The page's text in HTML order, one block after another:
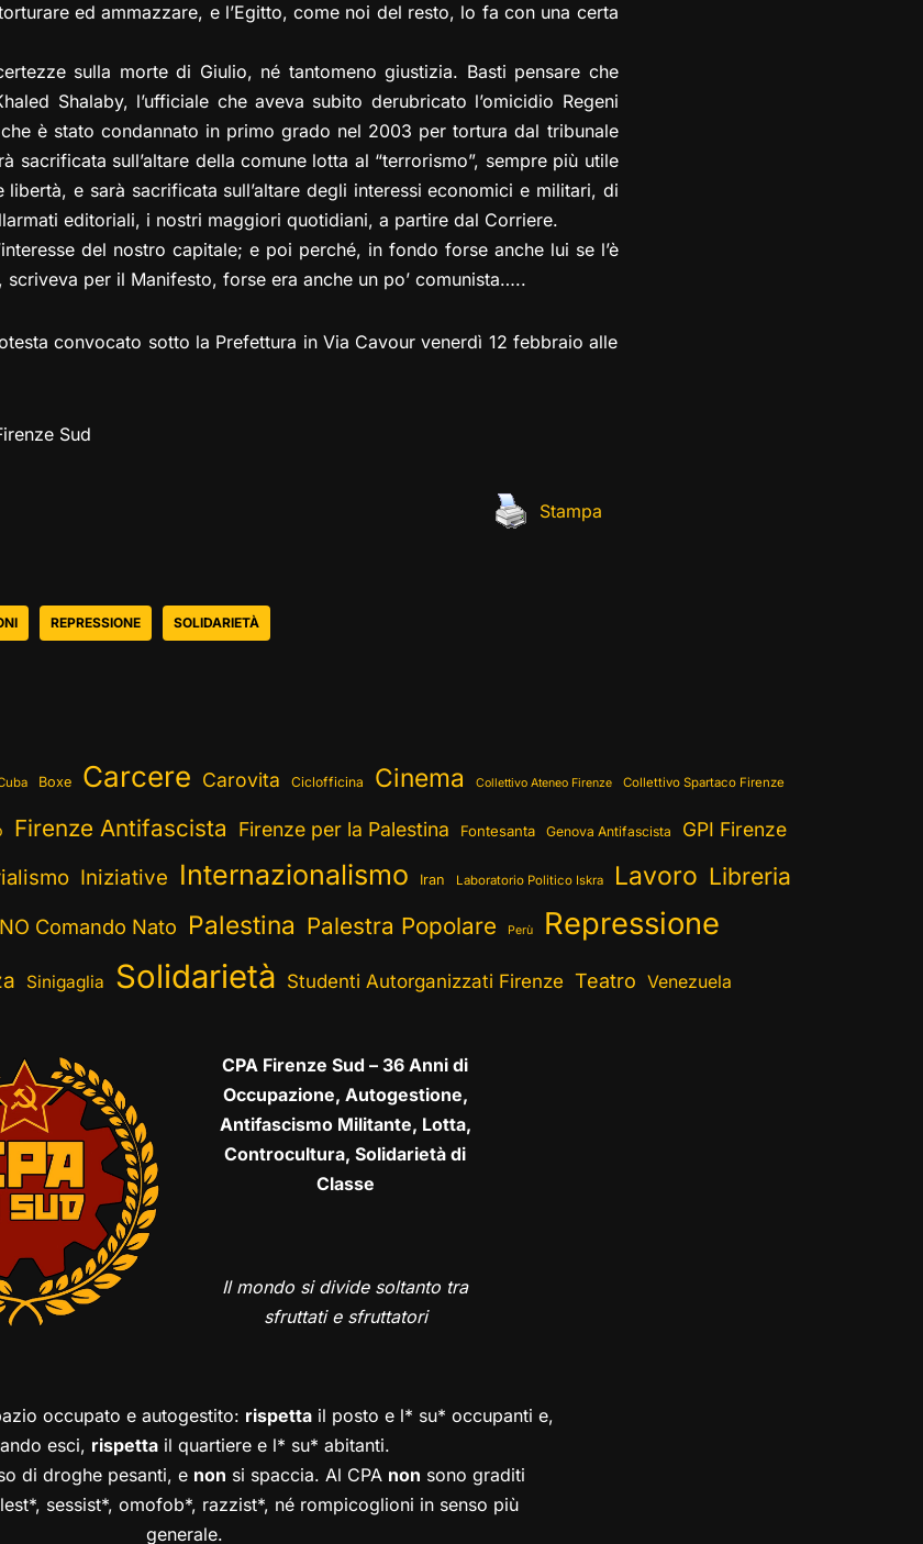
ed ammazzare, e l’Egitto, come noi del resto, lo fa con una certa
sulla morte di Giulio, né tantomeno giustizia. Basti pensare che
Shalaby, l’ufficiale che aveva subito derubricato l’omicidio Regeni
è stato condannato in primo grado nel 2003 per tortura dal tribunale
sacrificata sull’altare della comune lotta al “terrorismo”, sempre più utile
e sarà sacrificata sull’altare degli interessi economici e militari, di
editoriali, i nostri maggiori quotidiani, a partire dal Corriere.
del nostro capitale; e poi perché, in fondo forse anche lui se l’è
per il Manifesto, forse era anche un po’ comunista…..
convocato sotto la Prefettura in Via Cavour venerdì 12 febbraio alle
Sud
Stampa
REPRESSIONE SOLIDARIETÀ
Boxe Carcere Carovita Ciclofficina Cinema Collettivo Ateneo Firenze Collettivo Spartaco Firenze
Firenze Antifascista Firenze per la Palestina Fontesanta Genova Antifascista GPI Firenze
Iniziative Internazionalismo Iran Laboratorio Politico Iskra Lavoro Libreria
NO Comando Nato Palestina Palestra Popolare Perù Repressione
Sinigaglia Solidarietà Studenti Autorganizzati Firenze Teatro Venezuela
CPA Firenze Sud – 36 Anni di
Occupazione, Autogestione,
Antifascismo Militante, Lotta,
Controcultura, Solidarietà di
Classe
Il mondo si divide soltanto tra
sfruttati e sfruttatori
occupato e autogestito: rispettail posto e l* su* occupanti e,
esci, rispetta il quartiere e l* su* abitanti.
di droghe pesanti, e non si spaccia. Al CPA non sono graditi
sessist*, omofob*, razzist*, né rompicoglioni in senso più
generale.